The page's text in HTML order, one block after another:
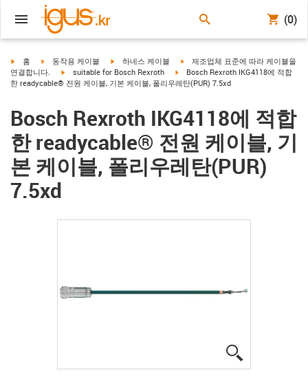
(0)
igus-icon-arrow-right
홈 igus-icon-arrow-right
동작용 케이블 igus-icon-arrow-right
하네스 케이블 igus-icon-arrow-right
제조업체 표준에 따라 케이블을
연결합니다.
igus-icon-arrow-right
suitable for Bosch Rexroth igus-icon-arrow-right
Bosch Rexroth IKG4118에 적합
한 readycable® 전원 케이블, 기본 케이블, 폴리우레탄(PUR) 7.5xd
Bosch Rexroth IKG4118에 적합
한 readycable® 전원 케이블, 기
본 케이블, 폴리우레탄(PUR)
7.5xd